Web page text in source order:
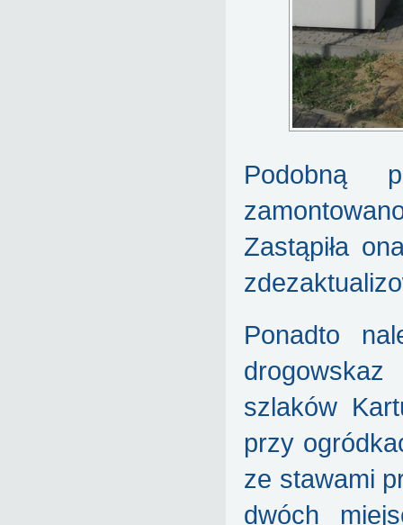
Podobną
Zastąpiła
Ponadto
szlaków
przy
ze stawami
dwóch